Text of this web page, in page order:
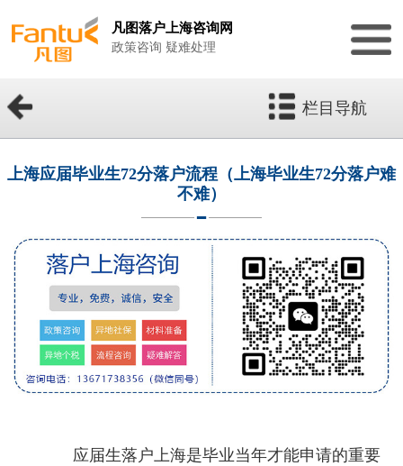
凡图落户上海咨询网
政策咨询 疑难处理
栏目导航
上海应届毕业生72分落户流程（上海毕业生72分落户难
不难）
应届生落户上海是毕业当年才能申请的重要